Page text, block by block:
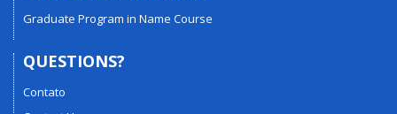
Graduate Program in Name Course
QUESTIONS?
Contato